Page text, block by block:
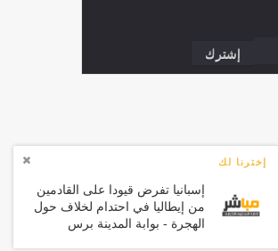
إخترنا لك
إسبانيا تفرض قيودا على القادمين
من إيطاليا في احتدام لخلاف حول
الهجرة - بوابة المدينة برس